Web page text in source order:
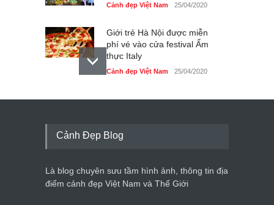
Cảnh đẹp Việt Nam 25/04/2020
Giới trẻ Hà Nội được miễn
phí vé vào cửa festival Ẩm
thực Italy
Cảnh đẹp Việt Nam 25/04/2020
Tam giác mạch khoe sắc
du lịch quốc gia
Cảnh đẹp Việt Nam 24/04/2020
Cảnh Đẹp Blog
Là blog chuyên sưu tầm hình ảnh, thông tin địa
điểm cảnh đẹp Việt Nam và Thế Giới